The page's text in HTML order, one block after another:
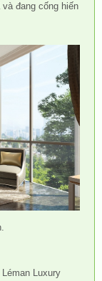
đang cống hiến
Luxury